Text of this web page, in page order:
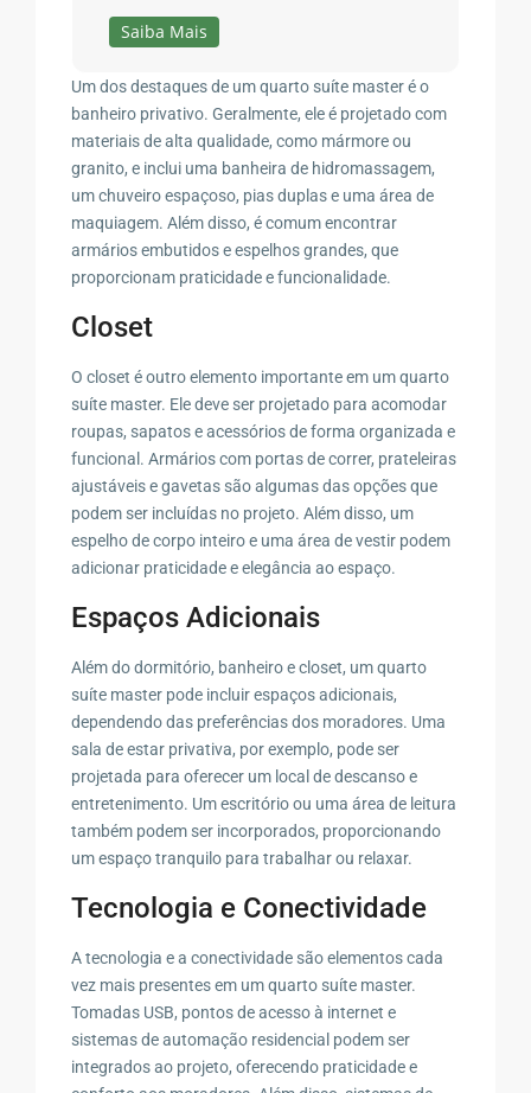
Saiba Mais
Um dos destaques de um quarto suíte master é o
banheiro privativo. Geralmente, ele é projetado com
materiais de alta qualidade, como mármore ou
granito, e inclui uma banheira de hidromassagem,
um chuveiro espaçoso, pias duplas e uma área de
maquiagem. Além disso, é comum encontrar
armários embutidos e espelhos grandes, que
proporcionam praticidade e funcionalidade.
Closet
O closet é outro elemento importante em um quarto
suíte master. Ele deve ser projetado para acomodar
roupas, sapatos e acessórios de forma organizada e
funcional. Armários com portas de correr, prateleiras
ajustáveis e gavetas são algumas das opções que
podem ser incluídas no projeto. Além disso, um
espelho de corpo inteiro e uma área de vestir podem
adicionar praticidade e elegância ao espaço.
Espaços Adicionais
Além do dormitório, banheiro e closet, um quarto
suíte master pode incluir espaços adicionais,
dependendo das preferências dos moradores. Uma
sala de estar privativa, por exemplo, pode ser
projetada para oferecer um local de descanso e
entretenimento. Um escritório ou uma área de leitura
também podem ser incorporados, proporcionando
um espaço tranquilo para trabalhar ou relaxar.
Tecnologia e Conectividade
A tecnologia e a conectividade são elementos cada
vez mais presentes em um quarto suíte master.
Tomadas USB, pontos de acesso à internet e
sistemas de automação residencial podem ser
integrados ao projeto, oferecendo praticidade e